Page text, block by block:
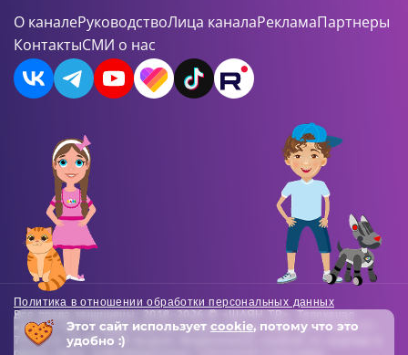
О каналеРуководствоЛица каналаРекламаПартнеры
КонтактыСМИ о нас
Политика в отношении обработки персональных данных
Все права защищены. 2018-2026 © «ШАЯН ТВ». Телеканал
«ШАЯН ТВ» , Свидетельство о регистрации СМИ Эл-Л №ФС77-
73138 от 22.06.2018 выдано Федеральной службой по надзору в
Этот сайт использует cookie, потому что это
удобно :)